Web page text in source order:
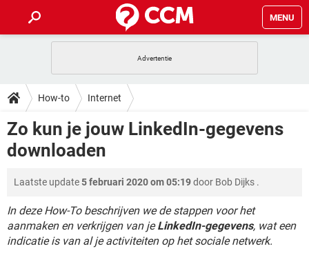
MENU
INSTAGRAM
NETFLIX CORONAVIRUS
GRATIS
HOW-TO
VIDEOBELLEN
INSTAGRAM WINDOWS 10
GRATIS SNAPCHAT
TIKTOK
DOWNLOADS
VIDEOBELLEN
SNAPCHAT
TIKTOK
FORUM
VIDEOBELLEN GAMES
INSTAGRAM WINDOWS 10
NETFLIX CORONAVIRUS
VIDEOBELLEN GAMES
INSTAGRAM WINDOWS 10
How-to Internet
Zo kun je jouw LinkedIn-gegevens
downloaden
Laatste update5 februari 2020 om 05:19door Bob Dijks .
In deze How-To beschrijven we de stappen voor het
aanmaken en verkrijgen van jeLinkedIn-gegevens, wat een
indicatie is van al je activiteiten op het sociale netwerk.